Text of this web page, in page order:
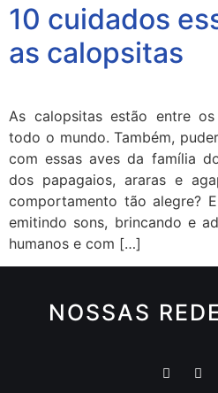
10 cuidados
as calopsitas
As calopsitas estão entre
todo o mundo. Também,
com essas aves da família
dos papagaios, araras e
comportamento tão alegre?
emitindo sons, brincando e
humanos e com […]
NOSSAS